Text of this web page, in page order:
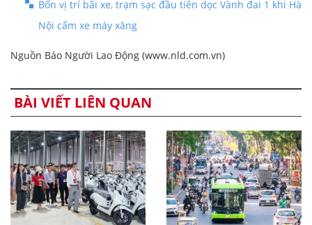
Bốn vị trí bãi xe, trạm sạc đầu tiên dọc Vành đai 1 khi Hà
Nội cấm xe máy xăng
Nguồn Báo Người Lao Động (www.nld.com.vn)
BÀI VIẾT LIÊN QUAN